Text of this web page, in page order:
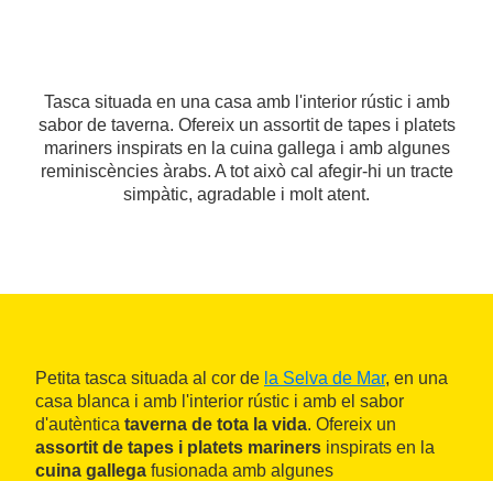
Tasca situada en una casa amb l'interior rústic i amb
sabor de taverna. Ofereix un assortit de tapes i platets
mariners inspirats en la cuina gallega i amb algunes
reminiscències àrabs. A tot això cal afegir-hi un tracte
simpàtic, agradable i molt atent.
Petita tasca situada al cor de la Selva de Mar, en una
casa blanca i amb l'interior rústic i amb el sabor
d'autèntica taverna de tota la vida. Ofereix un
assortit de tapes i platets mariners inspirats en la
cuina gallega fusionada amb algunes